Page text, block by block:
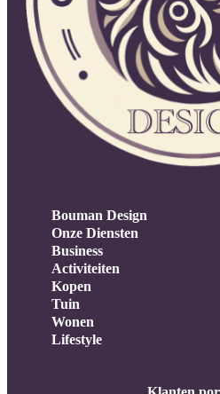
Bouman Design
Onze Diensten
Business
Activiteiten
Kopen
Tuin
Wonen
Lifestyle